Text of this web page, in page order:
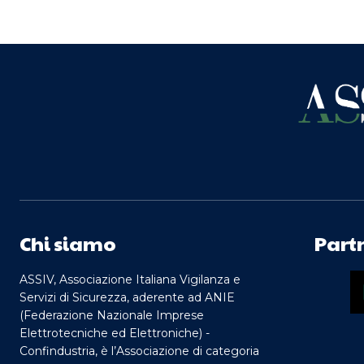
Chi siamo
ASSIV, Associazione Italiana Vigilanza e
Servizi di Sicurezza, aderente ad ANIE
(Federazione Nazionale Imprese
Elettrotecniche ed Elettroniche) -
Confindustria, è l’Associazione di categoria